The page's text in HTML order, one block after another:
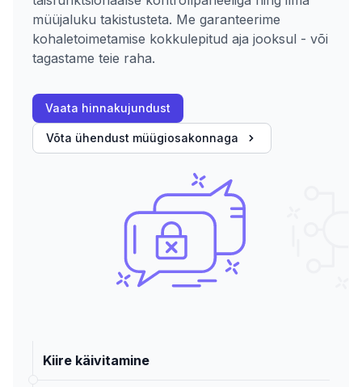
müüjaluku takistusteta. Me garanteerime
kohaletoimetamise kokkulepitud aja jooksul - või
tagastame teie raha.
Vaata hinnakujundust
Võta ühendust müügiosakonnaga
Kiire käivitamine